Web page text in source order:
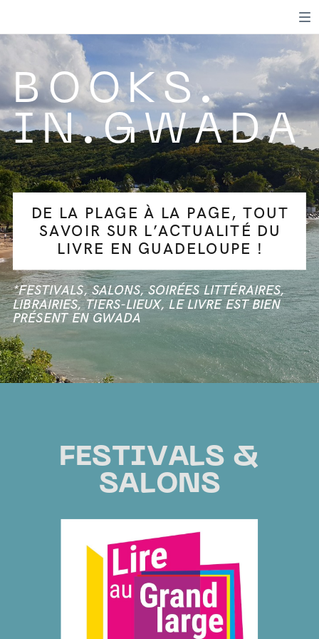
DE LA PLAGE À LA PAGE, TOUT
SAVOIR SUR L’ACTUALITÉ DU
LIVRE EN GUADELOUPE !
BOOKS.
IN.GWADA
*FESTIVALS, SALONS, SOIRÉES LITTÉRAIRES,
LIBRAIRIES, TIERS-LIEUX, LE LIVRE EST BIEN
PRÉSENT EN GWADA
FESTIVALS &
SALONS